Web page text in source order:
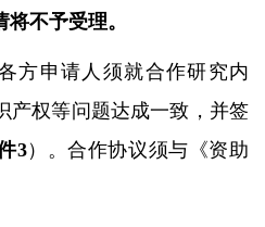
不予受理。
方申请人须就合作研究内
产权等问题达成一致，并签
3）。合作协议须与《资助